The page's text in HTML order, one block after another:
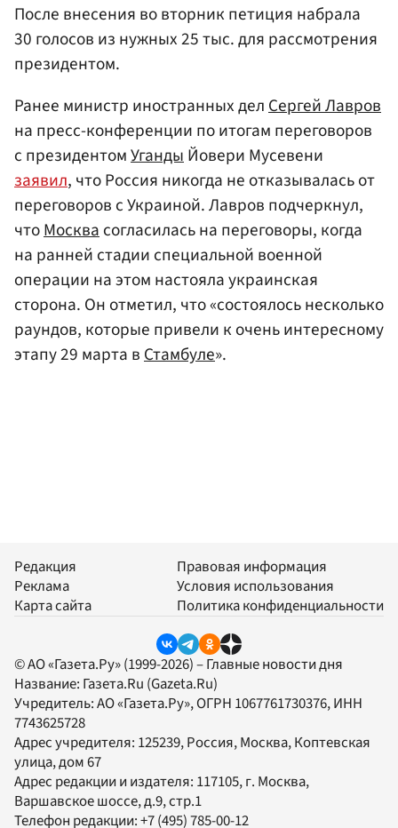
После внесения во вторник петиция набрала
30 голосов из нужных 25 тыс. для рассмотрения
президентом.
Ранее министр иностранных делСергей Лавров
на пресс-конференции по итогам переговоров
с президентомУгандыЙовери Мусевени
заявил, что Россия никогда не отказывалась от
переговоров с Украиной. Лавров подчеркнул,
чтоМосквасогласилась на переговоры, когда
на ранней стадии специальной военной
операции на этом настояла украинская
сторона. Он отметил, что «состоялось несколько
раундов, которые привели к очень интересному
этапу 29 марта вСтамбуле».
Редакция
Реклама
Карта сайта
Правовая информация
Условия использования
Политика конфиденциальности
© АО «Газета.Ру» (1999-2026) – Главные новости дня
Название: Газета.Ru (Gazeta.Ru)
Учредитель:АО «Газета.Ру», ОГРН 1067761730376, ИНН
7743625728
Адрес учредителя: 125239, Россия, Москва, Коптевская
улица, дом 67
Адрес редакции и издателя: 117105, г. Москва,
Варшавское шоссе, д.9, стр.1
Телефон редакции:+7 (495) 785-00-12